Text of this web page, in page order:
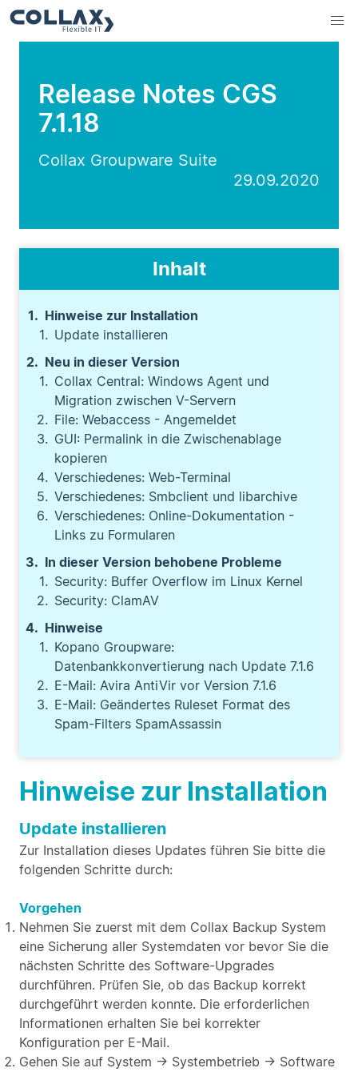
Release Notes CGS
7.1.18
Collax Groupware Suite
29.09.2020
Hinweise zur Installation
Update installieren
Zur Installation dieses Updates führen Sie bitte die
folgenden Schritte durch:
Vorgehen
Nehmen Sie zuerst mit dem Collax Backup System
eine Sicherung aller Systemdaten vor bevor Sie die
nächsten Schritte des Software-Upgrades
durchführen. Prüfen Sie, ob das Backup korrekt
durchgeführt werden konnte. Die erforderlichen
Informationen erhalten Sie bei korrekter
Konfiguration per E-Mail.
Gehen Sie auf System → Systembetrieb → Software
Inhalt
Hinweise zur Installation
Update installieren
Neu in dieser Version
Collax Central: Windows Agent und
Migration zwischen V-Servern
File: Webaccess - Angemeldet
GUI: Permalink in die Zwischenablage
kopieren
Verschiedenes: Web-Terminal
Verschiedenes: Smbclient und libarchive
Verschiedenes: Online-Dokumentation -
Links zu Formularen
In dieser Version behobene Probleme
Security: Buffer Overflow im Linux Kernel
Security: ClamAV
Hinweise
Kopano Groupware:
Datenbankkonvertierung nach Update 7.1.6
E-Mail: Avira AntiVir vor Version 7.1.6
E-Mail: Geändertes Ruleset Format des
Spam-Filters SpamAssassin